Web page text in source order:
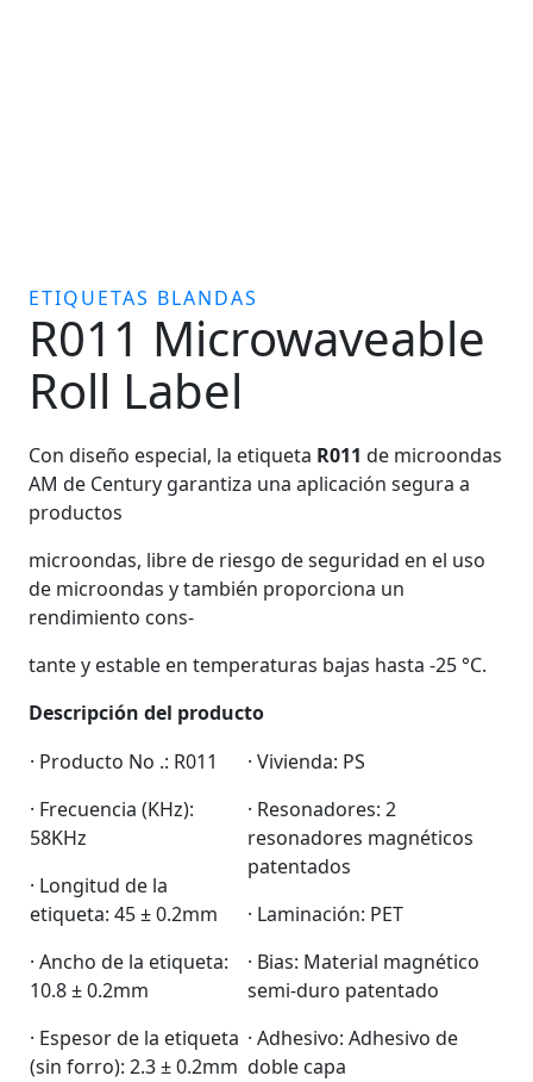
ETIQUETAS BLANDAS
R011 Microwaveable
Roll Label
Con diseño especial, la etiqueta R011 de microondas
AM de Century garantiza una aplicación segura a
productos
microondas, libre de riesgo de seguridad en el uso
de microondas y también proporciona un
rendimiento cons-
tante y estable en temperaturas bajas hasta -25 °C.
Descripción del producto
· Producto No .: R011
· Frecuencia (KHz):
58KHz
· Longitud de la
etiqueta: 45 ± 0.2mm
· Ancho de la etiqueta:
10.8 ± 0.2mm
· Espesor de la etiqueta
(sin forro): 2.3 ± 0.2mm
· Vivienda: PS
· Resonadores: 2
resonadores magnéticos
patentados
· Laminación: PET
· Bias: Material magnético
semi-duro patentado
· Adhesivo: Adhesivo de
doble capa